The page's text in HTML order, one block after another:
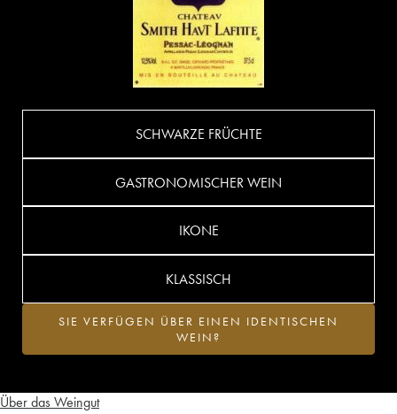
Über das Weingut
SCHWARZE FRÜCHTE
GASTRONOMISCHER WEIN
IKONE
KLASSISCH
SIE VERFÜGEN ÜBER EINEN IDENTISCHEN
WEIN?